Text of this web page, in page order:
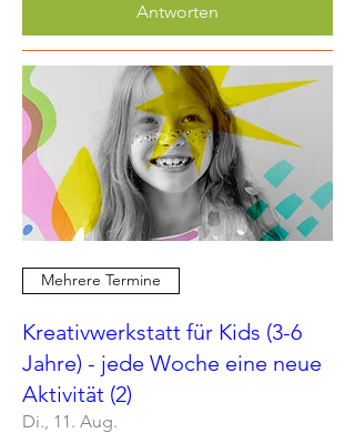
Antworten
Mehrere Termine
Kreativwerkstatt für Kids (3-6
Jahre) - jede Woche eine neue
Aktivität (2)
Di., 11. Aug.